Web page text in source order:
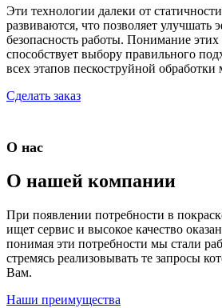
Эти технологии далеки от
развиваются, что позволяет улучшать
безопасность работы. Понимание этих
способствует выбору правильного
всех этапов пескоструйной обработки
Сделать заказ
О нас
О нашей компании
При появлении потребности в
ищет сервис и высокое качество
понимая эти потребности мы стали
стремясь реализовывать те запросы
Вам.
Наши преимущества